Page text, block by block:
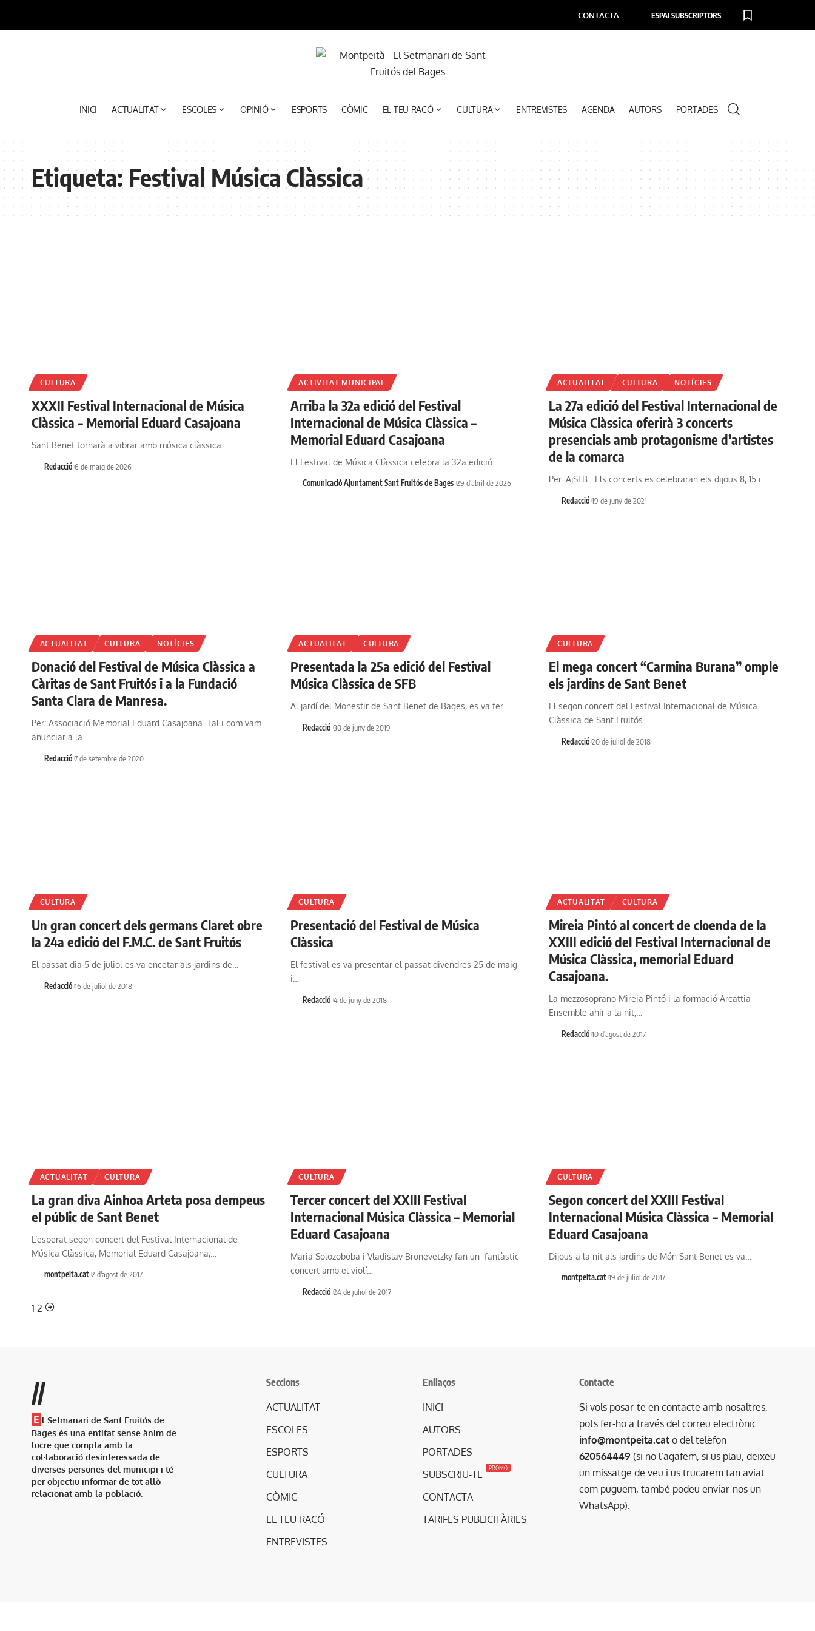
CONTACTA ESPAI SUBSCRIPTORS
INICI ACTUALITAT ESCOLES OPINIÓ ESPORTS CÒMIC EL TEU RACÓ CULTURA ENTREVISTES AGENDA AUTORS PORTADES
Etiqueta: Festival Música Clàssica
CULTURA
XXXII Festival Internacional de Música
Clàssica – Memorial Eduard Casajoana
Sant Benet tornarà a vibrar amb música clàssica
Redacció 6 de maig de 2026
ACTIVITAT MUNICIPAL
Arriba la 32a edició del Festival
Internacional de Música Clàssica –
Memorial Eduard Casajoana
El Festival de Música Clàssica celebra la 32a edició
Comunicació Ajuntament Sant Fruitós de Bages 29 d'abril de 2026
ACTUALITAT CULTURA NOTÍCIES
La 27a edició del Festival Internacional de
Música Clàssica oferirà 3 concerts
presencials amb protagonisme d’artistes
de la comarca
Per: AjSFB Els concerts es celebraran els dijous 8, 15 i…
Redacció 19 de juny de 2021
ACTUALITAT CULTURA NOTÍCIES
Donació del Festival de Música Clàssica a
Càritas de Sant Fruitós i a la Fundació
Santa Clara de Manresa.
Per: Associació Memorial Eduard Casajoana. Tal i com vam
anunciar a la…
Redacció 7 de setembre de 2020
ACTUALITAT CULTURA
Presentada la 25a edició del Festival
Música Clàssica de SFB
Al jardí del Monestir de Sant Benet de Bages, es va fer…
Redacció 30 de juny de 2019
CULTURA
El mega concert “Carmina Burana” omple
els jardins de Sant Benet
El segon concert del Festival Internacional de Música
Clàssica de Sant Fruitós…
Redacció 20 de juliol de 2018
CULTURA
Un gran concert dels germans Claret obre
la 24a edició del F.M.C. de Sant Fruitós
El passat dia 5 de juliol es va encetar als jardins de…
Redacció 16 de juliol de 2018
CULTURA
Presentació del Festival de Música
Clàssica
El festival es va presentar el passat divendres 25 de maig
i…
Redacció 4 de juny de 2018
ACTUALITAT CULTURA
Mireia Pintó al concert de cloenda de la
XXIII edició del Festival Internacional de
Música Clàssica, memorial Eduard
Casajoana.
La mezzosoprano Mireia Pintó i la formació Arcattia
Ensemble ahir a la nit,…
Redacció 10 d'agost de 2017
ACTUALITAT CULTURA
La gran diva Ainhoa Arteta posa dempeus
el públic de Sant Benet
L’esperat segon concert del Festival Internacional de
Música Clàssica, Memorial Eduard Casajoana,…
montpeita.cat 2 d'agost de 2017
CULTURA
Tercer concert del XXIII Festival
Internacional Música Clàssica – Memorial
Eduard Casajoana
Maria Solozoboba i Vladislav Bronevetzky fan un fantàstic
concert amb el violí…
Redacció 24 de juliol de 2017
CULTURA
Segon concert del XXIII Festival
Internacional Música Clàssica – Memorial
Eduard Casajoana
Dijous a la nit als jardins de Món Sant Benet es va…
montpeita.cat 19 de juliol de 2017
1 2
//
E l Setmanari de Sant Fruitós de
Bages és una entitat sense ànim de
lucre que compta amb la
col·laboració desinteressada de
diverses persones del municipi i té
per objectiu informar de tot allò
relacionat amb la població.
Seccions
ACTUALITAT
ESCOLES
ESPORTS
CULTURA
CÒMIC
EL TEU RACÓ
ENTREVISTES
Enllaços
INICI
AUTORS
PORTADES
SUBSCRIU-TE
PROMO
CONTACTA
TARIFES PUBLICITÀRIES
Contacte
Si vols posar-te en contacte amb nosaltres,
pots fer-ho a través del correu electrònic
info@montpeita.cat o del telèfon
620564449 (si no l’agafem, si us plau, deixeu
un missatge de veu i us trucarem tan aviat
com puguem, també podeu enviar-nos un
WhatsApp).